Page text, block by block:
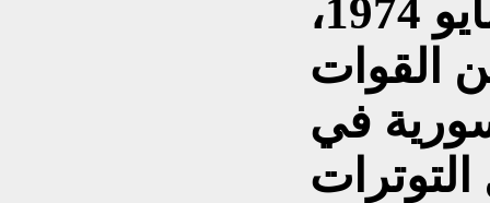
الصادر في 31 ايار/مايو 1974،
القوات
في